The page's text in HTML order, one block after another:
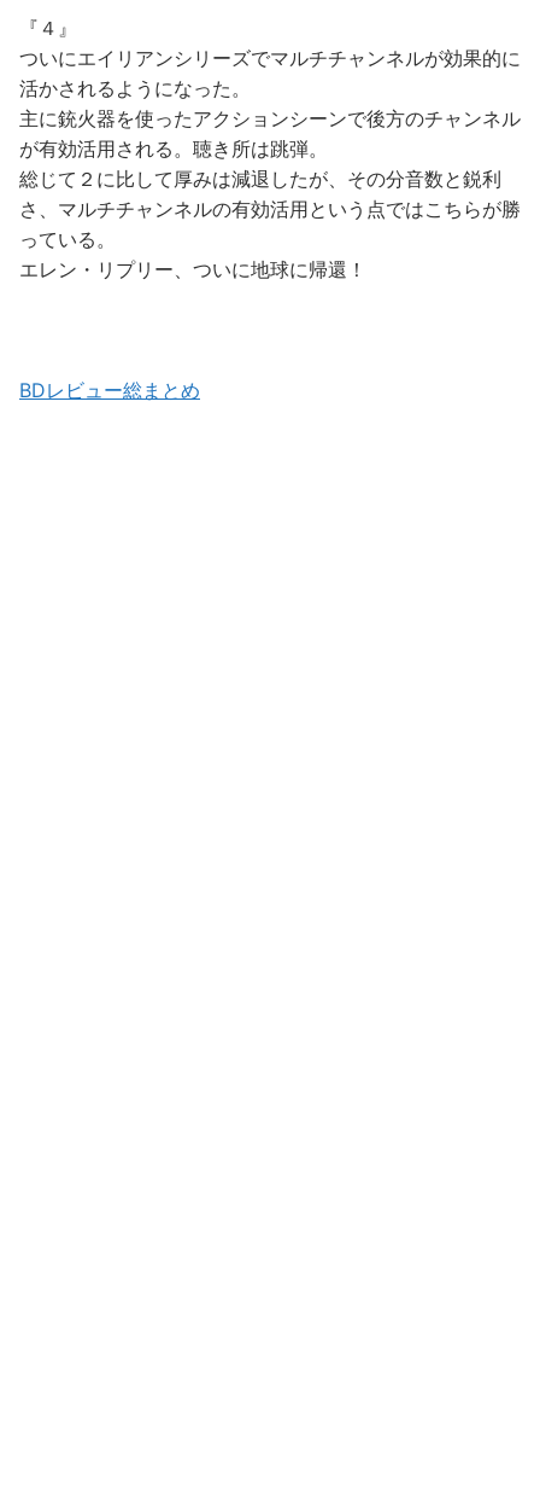
『４』
ついにエイリアンシリーズでマルチチャンネルが効果的に
活かされるようになった。
主に銃火器を使ったアクションシーンで後方のチャンネル
が有効活用される。聴き所は跳弾。
総じて２に比して厚みは減退したが、その分音数と鋭利
さ、マルチチャンネルの有効活用という点ではこちらが勝
っている。
エレン・リプリー、ついに地球に帰還！
BDレビュー総まとめ